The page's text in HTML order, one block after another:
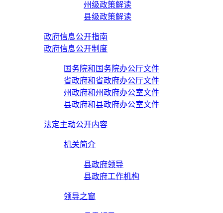
州级政策解读
县级政策解读
政府信息公开指南
政府信息公开制度
国务院和国务院办公厅文件
省政府和省政府办公厅文件
州政府和州政府办公室文件
县政府和县政府办公室文件
法定主动公开内容
机关简介
县政府领导
县政府工作机构
领导之窗